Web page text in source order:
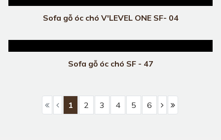
Sofa gỗ óc chó V'LEVEL ONE SF- 04
Sofa gỗ óc chó SF - 47
1 2 3 4 5 6